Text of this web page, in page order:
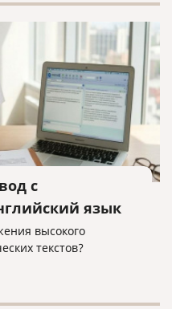
с
язык
высокого
текстов?